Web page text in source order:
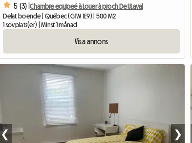
5 (3) |Chambre equipeé à Louer à proch De ULaval
Delat boende | Québec (G1W 1E9) | 500 M2
1 sovplats(er) | Minst 1 månad
Visa annons
❮ ❯